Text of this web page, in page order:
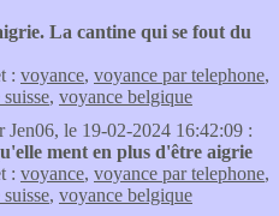
La cantine qui se fout du
: voyance, voyance par telephone,
, voyance belgique
Jen06, le 19-02-2024 16:42:09 :
ment en plus d'être aigrie
: voyance, voyance par telephone,
, voyance belgique